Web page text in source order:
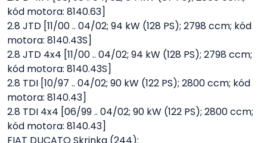
kód motora: 8140.63]
2.8 JTD [11/00 .. 04/02; 94 kW (128 PS); 2798 ccm; kód
motora: 8140.43S]
2.8 JTD 4x4 [11/00 .. 04/02; 94 kW (128 PS); 2798 ccm;
kód motora: 8140.43S]
2.8 TDI [10/97 .. 04/02; 90 kW (122 PS); 2800 ccm; kód
motora: 8140.43]
2.8 TDI 4x4 [06/99 .. 04/02; 90 kW (122 PS); 2800 ccm;
kód motora: 8140.43]